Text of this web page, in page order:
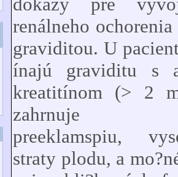
renálneho
graviditou. U
ínajú graviditu s
kreatitínom (> 2
zahrnuje
preeklamspiu,
straty plodu, a